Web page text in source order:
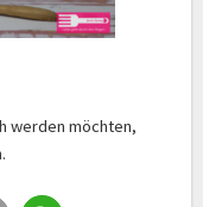
werden möchten,
.